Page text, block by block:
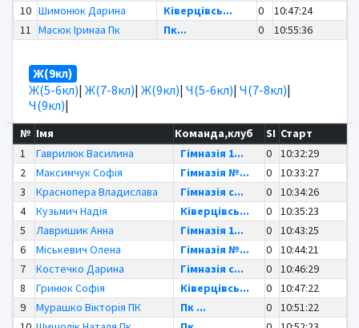
10 Шимонюк Дарина Ківерцівсь... 0
10:47:24
11 Масюк Іринаа Пк Пк... 0 10:55:36
Ж(9кл)
Ж(5-6кл)| Ж(7-8кл)| Ж(9кл)| Ч(5-6кл)| Ч(7-8кл)|
Ч(9кл)|
№ Імя Команда,клуб SI Старт
1
Гаврилюк Василина Гімназія 1... 0
10:32:29
2
Максимчук Софія Гімназія №... 0
10:33:27
3
Краснопера Владислава Гімназія с... 0
10:34:26
4
Кузьмич Надія Ківерцівсь... 0
10:35:23
5
Лавришик Анна Гімназія 1... 0
10:43:25
6
Міськевич Олена Гімназія №... 0
10:44:21
7
Костечко Дарина Гімназія с... 0
10:46:29
8
Гринюк Софія Ківерцівсь... 0
10:47:22
9
Мурашко Вікторія ПК Пк ... 0
10:51:22